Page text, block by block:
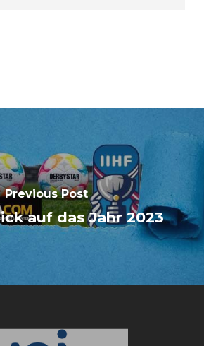
Previous Post
auf das Jahr 2023